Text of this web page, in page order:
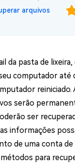
arquivos
da pasta de
computador até
reiniciado.
serão
ser
informações
de uma conta de
para